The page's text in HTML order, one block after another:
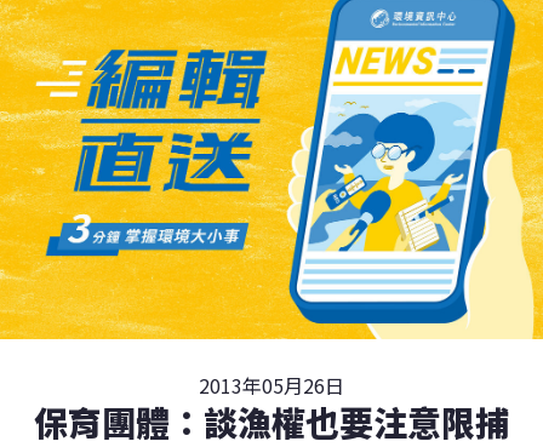
2013年05月26日
保育團體：談漁權也要注意限捕